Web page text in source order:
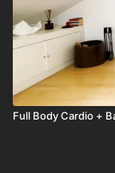
Full Body Cardio +